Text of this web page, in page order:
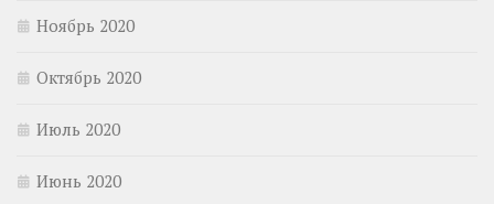
Ноябрь 2020
Октябрь 2020
Июль 2020
Июнь 2020